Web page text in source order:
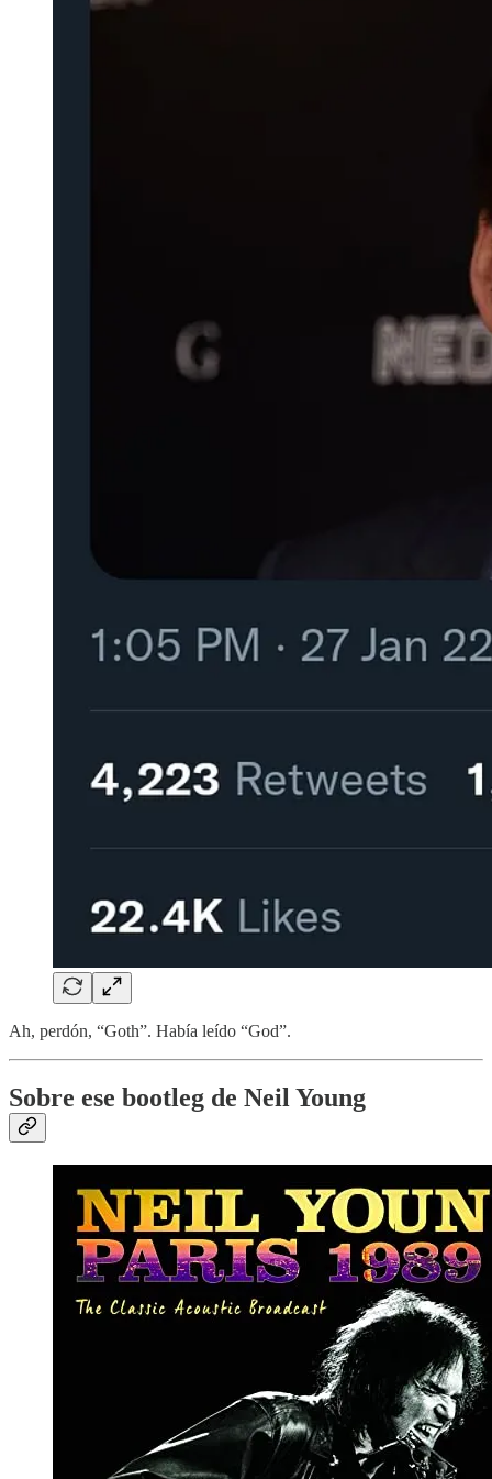
Ah, perdón, “Goth”. Había leído “God”.
Sobre ese bootleg de Neil Young